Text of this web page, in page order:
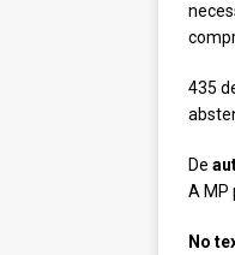
435
De
A MP
No